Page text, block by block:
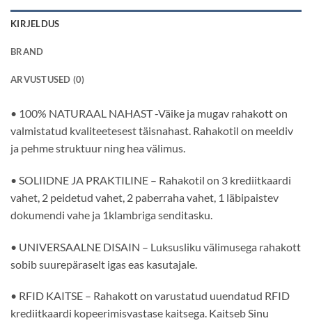
KIRJELDUS
BRAND
ARVUSTUSED (0)
• 100% NATURAAL NAHAST -Väike ja mugav rahakott on
valmistatud kvaliteetesest täisnahast. Rahakotil on meeldiv
ja pehme struktuur ning hea välimus.
• SOLIIDNE JA PRAKTILINE – Rahakotil on 3 krediitkaardi
vahet, 2 peidetud vahet, 2 paberraha vahet, 1 läbipaistev
dokumendi vahe ja 1klambriga senditasku.
• UNIVERSAALNE DISAIN – Luksusliku välimusega rahakott
sobib suurepäraselt igas eas kasutajale.
• RFID KAITSE – Rahakott on varustatud uuendatud RFID
krediitkaardi kopeerimisvastase kaitsega. Kaitseb Sinu